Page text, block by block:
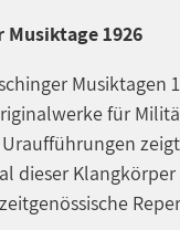
Musiktage 1926
Musiktagen
für
dieser